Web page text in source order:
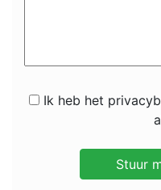
Ik heb het